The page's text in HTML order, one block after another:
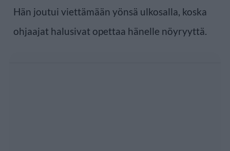
Hän joutui viettämään yönsä ulkosalla, koska
ohjaajat halusivat opettaa hänelle nöyryyttä.